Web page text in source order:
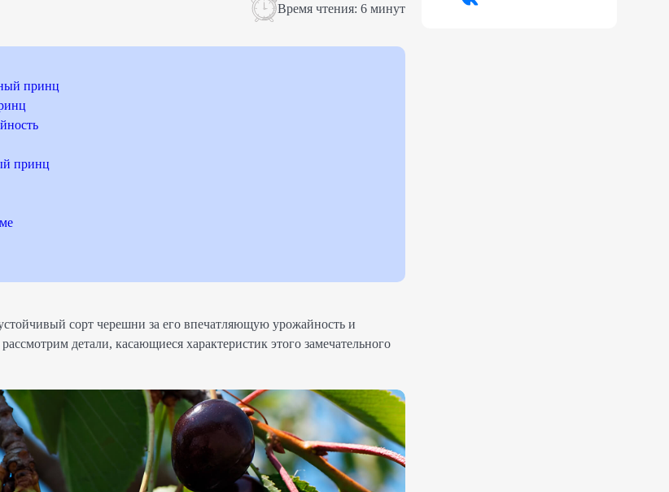
Время чтения: 6 минут
принц
принц
сорт черешни за его впечатляющую урожайность и
детали, касающиеся характеристик этого замечательного